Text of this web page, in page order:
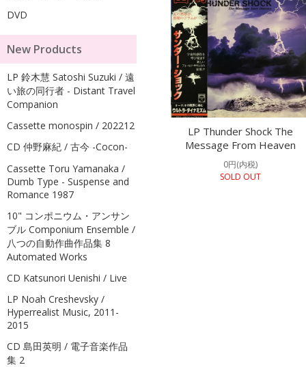
LP Thunder Shock The
Message From Heaven
0円(内税)
SOLD OUT
DVD
New Products
LP 鈴木慧 Satoshi Suzuki / 遠
い旅の同行者 - Distant Travel
Companion
Cassette monospin / 202212
CD 仲野麻紀 / 古今 -Cocon-
Cassette Toru Yamanaka /
Dumb Type - Suspense and
Romance 1987
10" コンポニウム・アンサン
ブル Componium Ensemble /
八つの自動作曲作品集 8
Automated Works
CD Katsunori Uenishi / Live
LP Noah Creshevsky /
Hyperrealist Music, 2011-
2015
CD 島田英明 / 電子音楽作品
集 2